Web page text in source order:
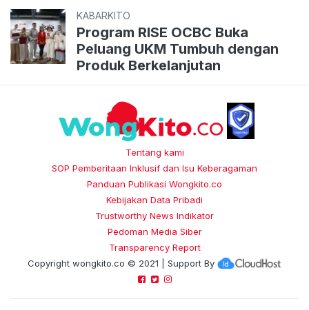
KABARKITO
Program RISE OCBC Buka
Peluang UKM Tumbuh dengan
Produk Berkelanjutan
Tentang kami
SOP Pemberitaan Inklusif dan Isu Keberagaman
Panduan Publikasi Wongkito.co
Kebijakan Data Pribadi
Trustworthy News Indikator
Pedoman Media Siber
Transparency Report
Copyright wongkito.co © 2021 | Support By